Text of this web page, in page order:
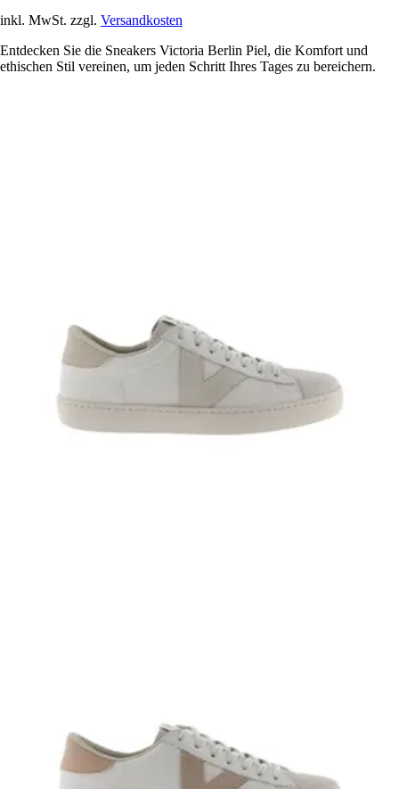
inkl. MwSt. zzgl. Versandkosten
Entdecken Sie die Sneakers Victoria Berlin Piel, die Komfort und
ethischen Stil vereinen, um jeden Schritt Ihres Tages zu bereichern.